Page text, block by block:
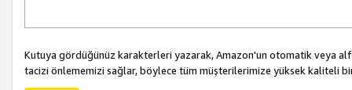
Kutuya gördüğünüz karakterleri yazarak, Amazon'un otomatik veya
tacizi önlememizi sağlar, böylece tüm müşterilerimize yüksek kaliteli